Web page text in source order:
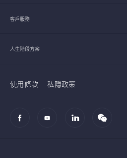
客戶服務
人生階段方案
使用條款 私隱政策